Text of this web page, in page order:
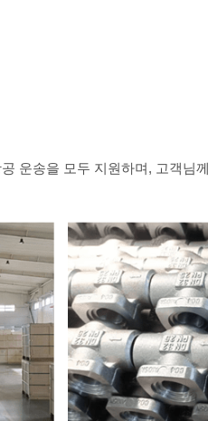
운송을 모두 지원하며, 고객님